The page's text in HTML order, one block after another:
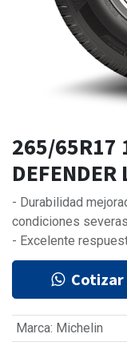
265/65R17
DEFENDER
- Durabilidad
condiciones severas
- Excelente
Cotizar
Marca: Michelin